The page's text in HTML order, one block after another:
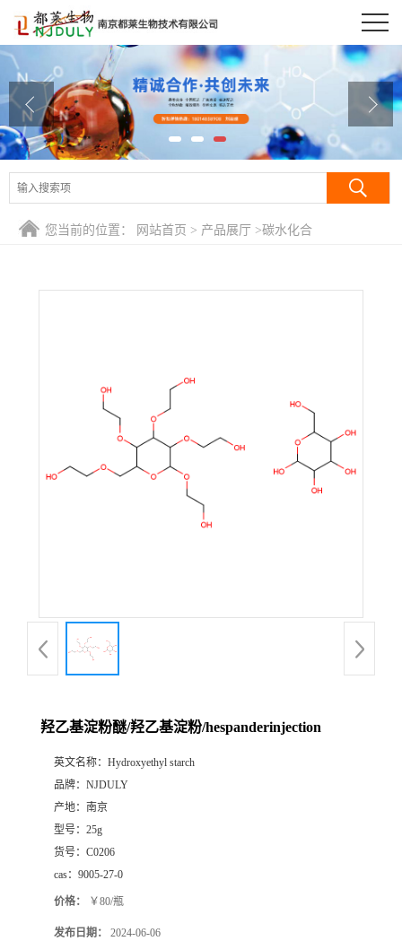
公司首页
公司介绍
公司动态
产品展厅
证书荣誉
您当前的位置： 网站首页 > 产品展厅 >碳水化合
羟乙基淀粉醚/羟乙基淀粉/hespanderinjection
英文名称： Hydroxyethyl starch
品牌： NJDULY
产地： 南京
型号： 25g
货号： C0206
cas： 9005-27-0
价格： ￥80/瓶
发布日期： 2024-06-06